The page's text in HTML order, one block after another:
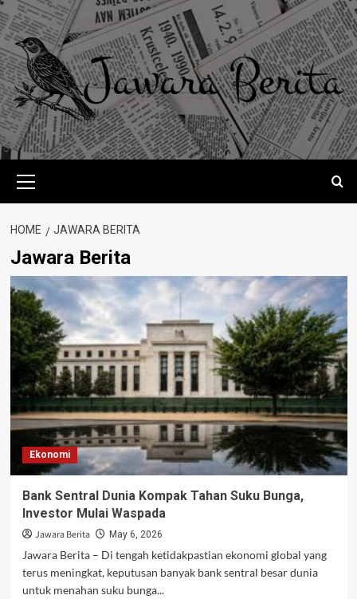
Skip
to
content
Menu
HOME JAWARA BERITA
Jawara Berita
Ekonomi
Bank Sentral Dunia Kompak Tahan Suku Bunga,
Investor Mulai Waspada
Jawara Berita May 6, 2026
Jawara Berita – Di tengah ketidakpastian ekonomi global yang
terus meningkat, keputusan banyak bank sentral besar dunia
untuk menahan suku bunga...